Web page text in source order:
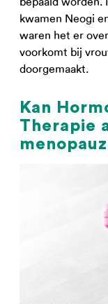
kwamen Neogi
waren het er
voorkomt bij
doorgemaakt.
Kan
Therapie